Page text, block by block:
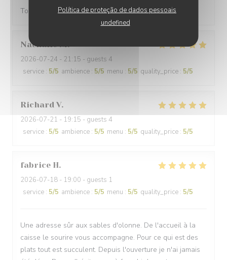
Política de proteção de dados pessoais
undefined
Tout à fait à la hauteur de nos attentes
Nathalie M
2026-07-24 - 21:15 - guests 4
service : 5/5 ambience : 5/5 menu : 5/5 quality_price : 5/5
Richard V
2026-07-21 - 19:15 - guests 4
service : 5/5 ambience : 5/5 menu : 5/5 quality_price : 5/5
fabrice H
2026-07-18 - 19:00 - guests 1
service : 5/5 ambience : 5/5 menu : 5/5 quality_price : 5/5
Une adresse sûr aux sables d'olonne. De l'accueil à la
caisse le sourire vous accompagne. Pour ce qui est des
plats tout est succulent. Depuis l'ouverture je n'ai jamais